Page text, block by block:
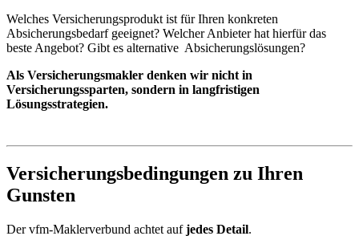
Welches Versicherungsprodukt ist für Ihren konkreten
Absicherungsbedarf geeignet? Welcher Anbieter hat hierfür das
beste Angebot? Gibt es alternative Absicherungslösungen?
Als Versicherungsmakler denken wir nicht in
Versicherungssparten, sondern in langfristigen
Lösungsstrategien.
Versicherungsbedingungen zu Ihren
Gunsten
Der vfm-Maklerverbund achtet aufjedes Detail.